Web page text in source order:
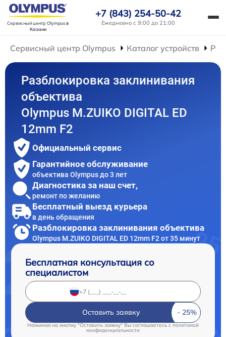
Сервисный центр Olympusв
Казани
+7 (843) 254-50-42
Ежедневно с 9:00 до 21:00
Сервисный центр Olympus Каталог устройств
Разблокировка заклинивания
объектива
Olympus M.ZUIKO DIGITAL ED
12mm F2
Официальный сервис
Гарантийное обслуживание
объектива Olympus до 3 лет
Диагностика за наш счет,
ремонт по желанию
Бесплатный выезд курьера
в день обращения
Разблокировка заклинивания объектива
Olympus M.ZUIKO DIGITAL ED 12mm F2 от 35 минут
Бесплатная консультация со
специалистом
Оставить заявку
Нажимая на кнопку "Оставить заявку" Вы соглашаетесь c политикой
конфиденциальности